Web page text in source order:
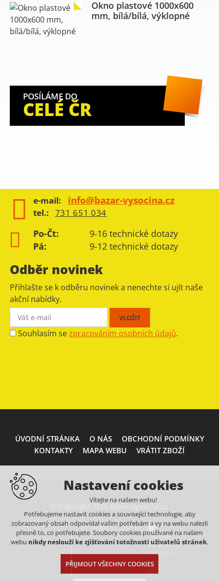
Okno plastové 1000x600
mm, bílá/bílá, výklopné
POSÍLÁME DO
CELÉ ČR
e-mail: info@bazar-vysocina.cz
tel.: 731 651 034
Po-Čt:
9-16 technické dotazy
Pá:
9-12 technické dotazy
Odběr novinek
Přihlašte se k odběru novinek a nenechte si ujít naše
akční nabídky.
Souhlasím sezpracováním osobních údajů.
ÚVODNÍ STRÁNKA O NÁS
OBCHODNÍ PODMÍNKY
KONTAKTY
MAPA WEBU VRÁTIT ZBOŽÍ
© Copyright 2026 Bazar-Vysocina.cz
VYTVOŘENO V XART.CZ
Nastavení cookies
Vítejte na našem webu!
Potřebujeme nastavit cookies a související technologie, aby
zobrazovaný obsah odpovídal vašim potřebám a vy na webu nalezli
přesně to, co potřebujete. Soubory cookies používané na našem
webu nikdy neslouží ke zjišťování totožnosti uživatelů stránek.
PŘIJMOUT VŠECHNY COOKIES